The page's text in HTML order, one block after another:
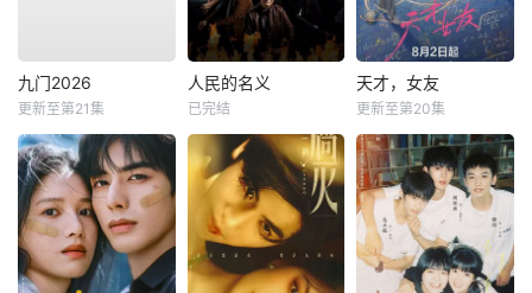
九门2026
更新至第21集
人民的名义
已完结
天才，女友
更新至第20集